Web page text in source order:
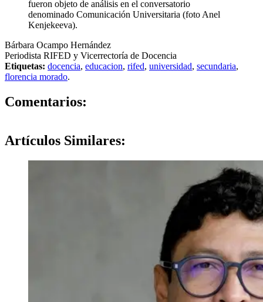
fueron objeto de análisis en el conversatorio
denominado Comunicación Universitaria (foto Anel
Kenjekeeva).
Bárbara Ocampo Hernández
Periodista RIFED y Vicerrectoría de Docencia
Etiquetas: docencia, educacion, rifed, universidad, secundaria,
florencia morado.
Comentarios:
Artículos Similares: